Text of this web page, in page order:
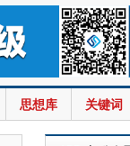
思想库 关键词